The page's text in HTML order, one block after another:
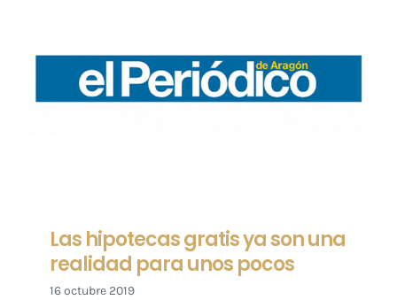
Las hipotecas gratis ya son una
realidad para unos pocos
16 octubre 2019